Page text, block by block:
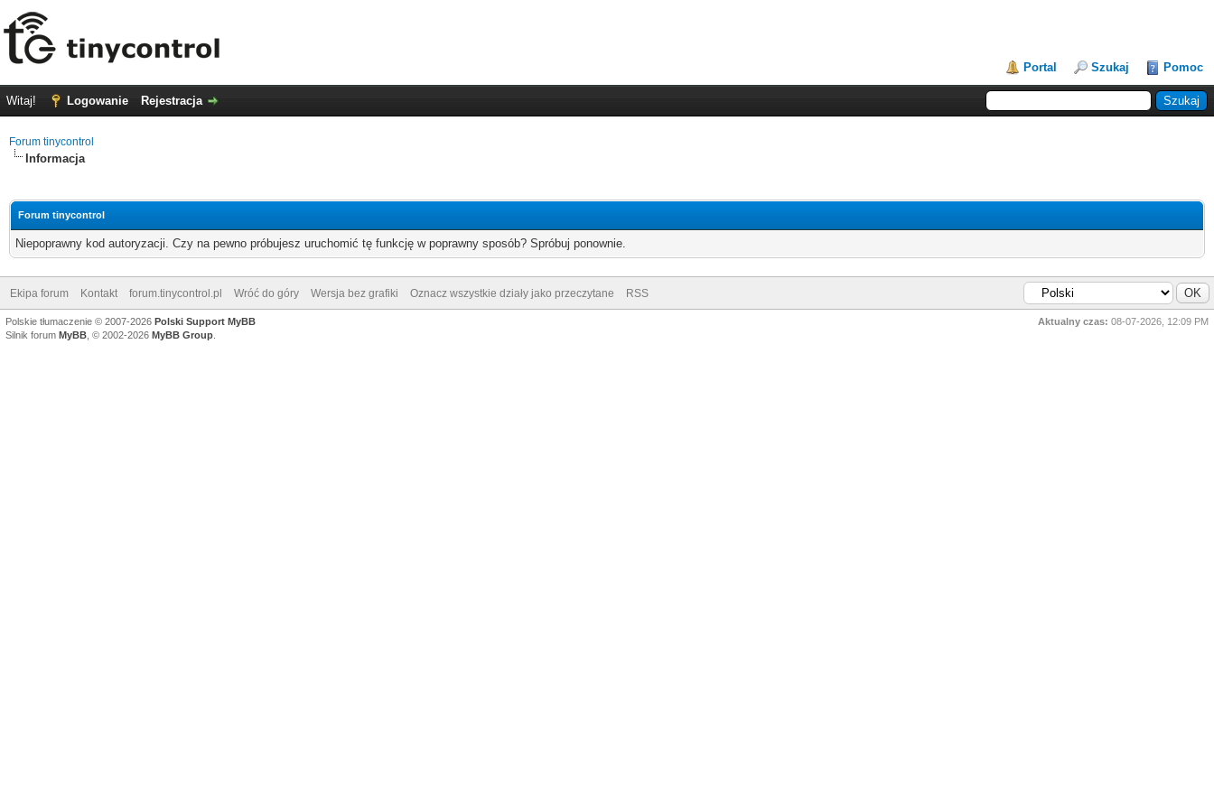
Portal Szukaj Pomoc
Witaj! Logowanie Rejestracja
Forum tinycontrol
Informacja
Forum tinycontrol
Niepoprawny kod autoryzacji. Czy na pewno próbujesz uruchomić tę funkcję w poprawny sposób? Spróbuj ponownie.
Ekipa forum Kontakt forum.tinycontrol.pl Wróć do góry Wersja bez grafiki Oznacz wszystkie działy jako przeczytane RSS
Aktualny czas: 08-07-2026, 12:09 PM
Polskie tłumaczenie © 2007-2026 Polski Support MyBB
Silnik forum MyBB , © 2002-2026 MyBB Group